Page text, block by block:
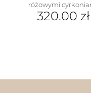
różowymi
320.00 zł